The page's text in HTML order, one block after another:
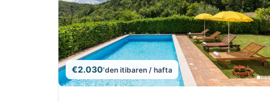
€2.030'den itibaren / hafta